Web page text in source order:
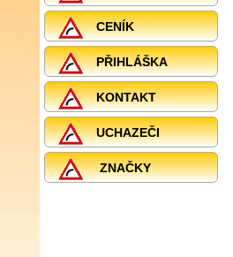
CENÍK
PŘIHLÁŠKA
KONTAKT
UCHAZEČI
ZNAČKY